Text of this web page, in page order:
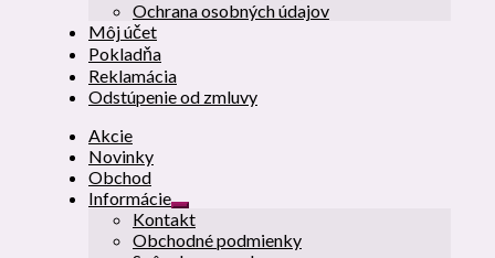
Ochrana osobných údajov
Môj účet
Pokladňa
Reklamácia
Odstúpenie od zmluvy
Akcie
Novinky
Obchod
Informácie
Rozbaliť
podradené
menu
Kontakt
Obchodné podmienky